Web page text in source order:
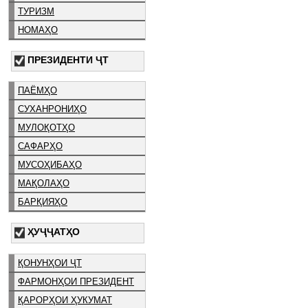
ТУРИЗМ
НОМАҲО
ПРЕЗИДЕНТИ ҶТ
ПАЁМҲО
СУХАНРОНИҲО
МУЛОҚОТҲО
САФАРҲО
МУСОҲИБАҲО
МАҚОЛАҲО
БАРҚИЯҲО
ҲУҶҶАТҲО
ҚОНУНҲОИ ҶТ
ФАРМОНҲОИ ПРЕЗИДЕНТ
ҚАРОРҲОИ ҲУКУМАТ